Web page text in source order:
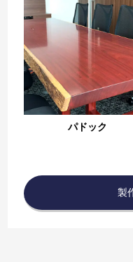
パドック
製